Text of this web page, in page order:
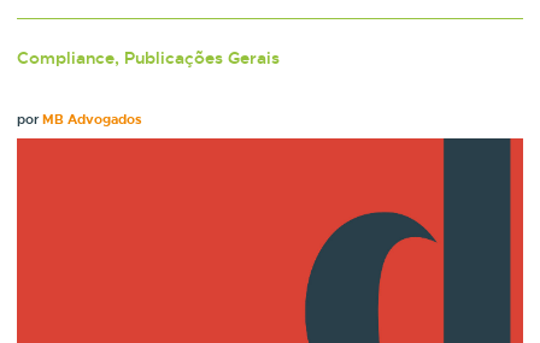
Compliance, Publicações Gerais
porMB Advogados